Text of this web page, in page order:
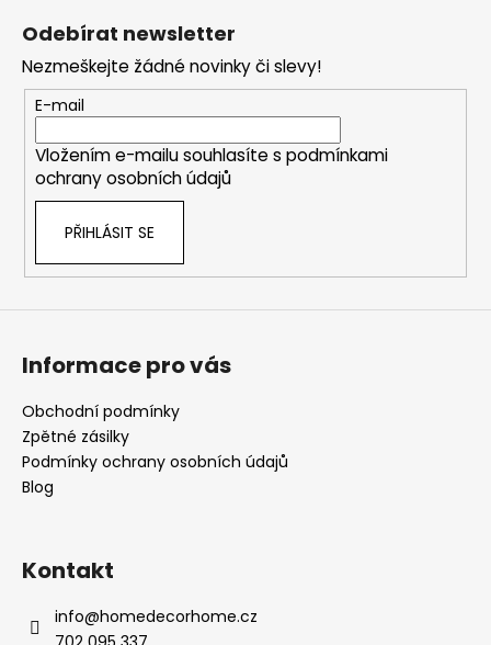
Odebírat newsletter
Nezmeškejte žádné novinky či slevy!
E-mail
Vložením e-mailu souhlasíte s podmínkami
ochrany osobních údajů
PŘIHLÁSIT SE
Informace pro vás
Obchodní podmínky
Zpětné zásilky
Podmínky ochrany osobních údajů
Blog
Kontakt
info@homedecorhome.cz